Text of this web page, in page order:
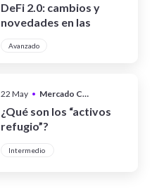
DeFi 2.0: cambios y
novedades en las
descentralizadas
Avanzado
22 May • Mercado Cripto
¿Qué son los “activos
refugio”?
Intermedio